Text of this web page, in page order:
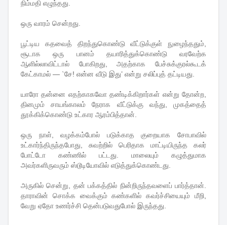
நிம்மதி எழுந்தது.
ஒரு வாரம் சென்றது.
பூட்டிய கதவைத் திறந்துகொண்டு வீட்டுக்குள் நுழைந்ததும்,
சூடாக ஒரு பானம் தயாரித்துக்கொண்டு வரவேற்க
ஆளில்லாவிட்டால் போகிறது, அதற்காக பேச்சுக்குரல்கூடக்
கேட்காமல் — `சே! என்ன வீடு இது’ என்று சலிப்புத் தட்டியது.
யாரோ தன்னை எதற்காகவோ தண்டிக்கிறார்கள் என்று தோன்ற,
தினமும் சாயங்காலம் நேராக வீட்டுக்கு வந்து, முகத்தைத்
தூக்கிக்கொண்டு உட்கார ஆரம்பித்தான்.
ஒரு நாள், வழக்கம்போல் படுக்காத குறையாக சோபாவில்
உட்கார்ந்திருந்தபோது, சுவற்றில் பெரிதாக மாட்டியிருந்த கலர்
போட்டோ கண்ணில் பட்டது. மாலையும் கழுத்துமாக
அவர்களிருவரும் ஸ்டூடியோவில் எடுத்துக்கொண்டது.
அருகில் சென்று, தன் பக்கத்தில் நின்றிருந்தவளைப் பார்த்தான்.
தாராவின் சொக்க வைக்கும் கண்களில் கவர்ச்சியையும் மீறி,
வேறு ஏதோ உணர்ச்சி தென்படுவதுபோல் இருந்தது.